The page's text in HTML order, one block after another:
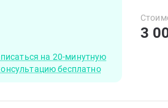
на 20-минутную
бесплатно
3